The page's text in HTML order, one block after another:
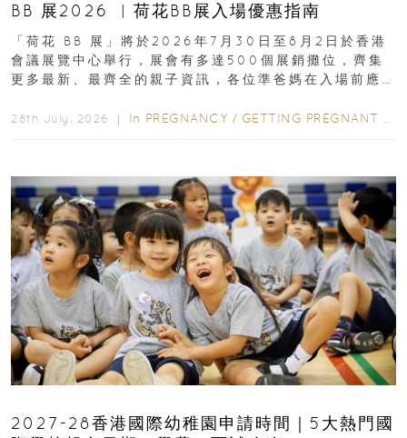
BB 展2026 ︳荷花BB展入場優惠指南
「荷花 BB 展」將於2026年7月30日至8月2日於香港
會議展覽中心舉行，展會有多達500個展銷攤位，齊集
更多最新、最齊全的親子資訊，各位準爸媽在入場前應
28th July, 2026 ｜ In PREGNANCY / GETTING PREGNANT
2027-28香港國際幼稚園申請時間｜5大熱門國